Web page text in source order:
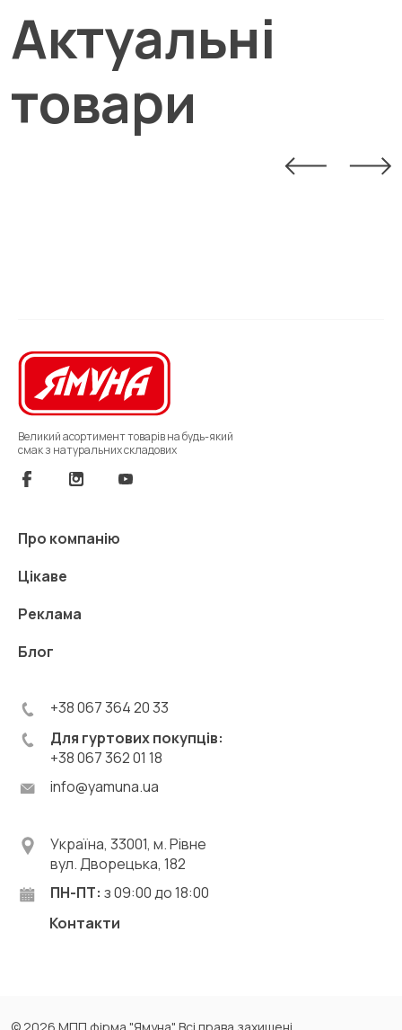
Актуальні
товари
Великий асортимент товарів на будь-який
смак з натуральних складових
+38 067 364 20 33
Для гуртових покупців:
+38 067 362 01 18
info@yamuna.ua
Про компанію
Цікаве
Реклама
Блог
Україна, 33001, м. Рівне
вул. Дворецька, 182
ПН-ПТ: з 09:00 до 18:00
Контакти